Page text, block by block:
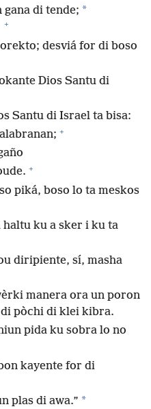
di tende; *
+
desviá for di boso
Dios Santu di
Santu di Israel ta bisa:
+
+
piká, boso lo ta meskos
ku a sker i ku ta
diripiente, sí, masha
manera ora un poron
pòchi di klei kibra.
pida ku sobra lo no
kayente for di
plas di awa.” *